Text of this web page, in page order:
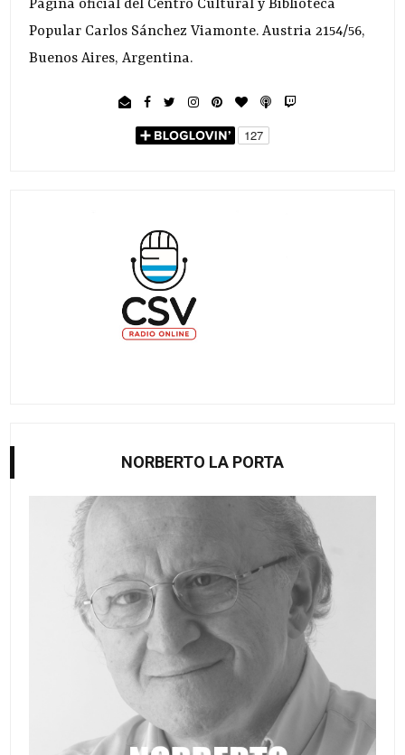
Página oficial del Centro Cultural y Biblioteca
Popular Carlos Sánchez Viamonte. Austria 2154/56,
Buenos Aires, Argentina.
NORBERTO LA PORTA